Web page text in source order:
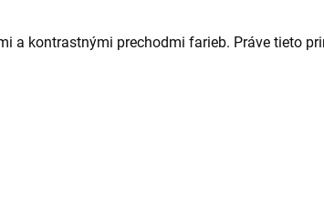
a kontrastnými prechodmi farieb. Práve tieto